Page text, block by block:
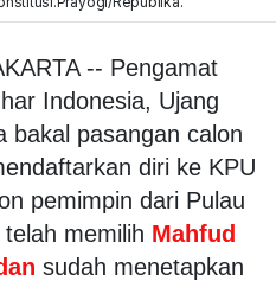
-- Pengamat
Indonesia, Ujang
bakal pasangan calon
diri ke KPU
pemimpin dari Pulau
memilih Mahfud
sudah menetapkan